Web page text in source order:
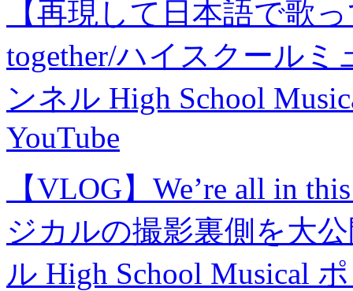
【再現して日本語で歌
together/ハイスクール
ンネル High School
YouTube
【VLOG】We’re all in
ジカルの撮影裏側を大
ル High School Musical